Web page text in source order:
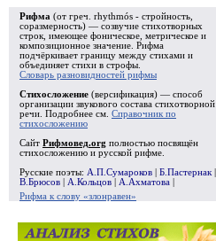
Рифма (от греч. rhythmós - стройность,
соразмерность) — созвучие стихотворных
строк, имеющее фоническое, метрическое и
композиционное значение. Рифма
подчёркивает границу между стихами и
объединяет стихи в строфы
Словарь разновидностей рифмы
Стихосложение (версификация) — способ
организации звукового состава стихотворной
речи. Подробнее см. Справочник по
стихосложению
Сайт Рифмовед.org полностью посвящён
стихосложению и русской рифме.
Русские поэты: А.П.Сумароков Б.Пастернак
В.Брюсов
А.Кольцов А.Ахматова
Рифма к слову «злонравен»